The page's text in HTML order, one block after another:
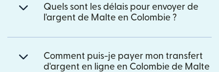
Quels sont les délais pour envoyer de
l'argent de Malte en Colombie ?
Comment puis-je payer mon transfert
d'argent en ligne en Colombie de Malte